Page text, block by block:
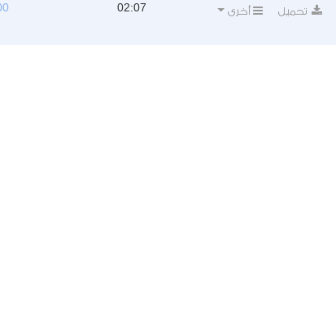
تحميل أخرى 02:07